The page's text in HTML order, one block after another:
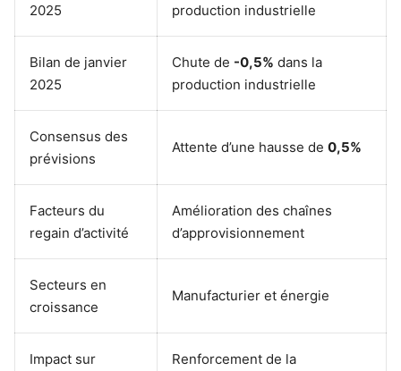
2025
production industrielle
Bilan de janvier
2025
Chute de -0,5% dans la
production industrielle
Consensus des
prévisions
Attente d’une hausse de 0,5%
Facteurs du
regain d’activité
Amélioration des chaînes
d’approvisionnement
Secteurs en
croissance
Manufacturier et énergie
Impact sur
Renforcement de la